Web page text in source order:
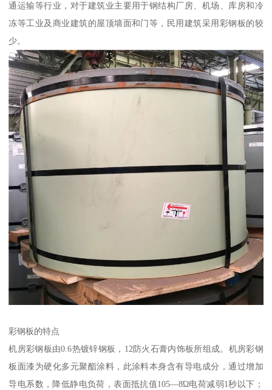
通运输等行业，对于建筑业主要用于钢结构厂房、机场、库房和冷
冻等工业及商业建筑的屋顶墙面和门等，民用建筑采用彩钢板的较
少。
彩钢板的特点
机房彩钢板由0.6热镀锌钢板，12防火石膏内饰板所组成。机房彩钢
板面漆为硬化多元聚酯涂料，此涂料本身含有导电成分，通过增加
导电系数，降低静电负荷，表面抵抗值105—8Ώ电荷减弱1秒以下；